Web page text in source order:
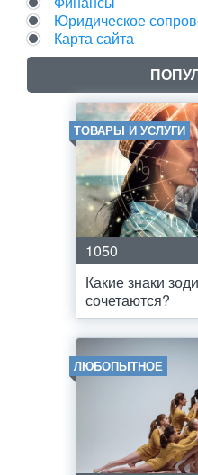
Юридическое
Карта сайта
ТОВАРЫ И УСЛУГИ
1050
Какие знаки
сочетаются?
ЛЮБОПЫТНОЕ